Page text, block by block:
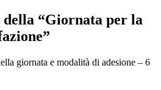
della “Giornata per la
giornata e modalità di adesione – 6